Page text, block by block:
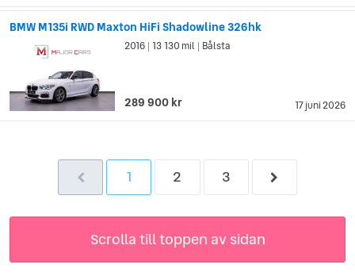
BMW M135i RWD Maxton HiFi Shadowline 326hk
17 juni 2026
2016 13 130 mil Bålsta
289 900 kr
1 2 3
Scrolla till toppen av sidan